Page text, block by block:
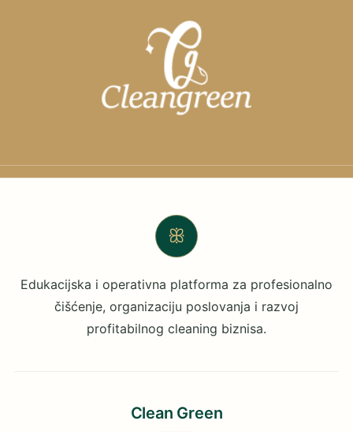
ꕥ
Edukacijska i operativna platforma za profesionalno
čišćenje, organizaciju poslovanja i razvoj
profitabilnog cleaning biznisa.
Clean Green